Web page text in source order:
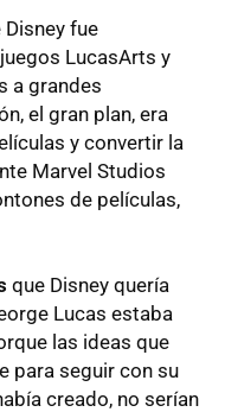
fue
LucasArts y
a grandes
el gran plan, era
y convertir la
Marvel Studios
de películas,
que Disney quería
Lucas estaba
las ideas que
para seguir con su
creado, no serían